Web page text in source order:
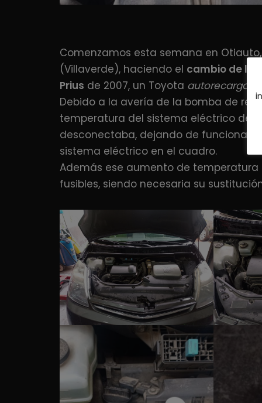
Comenzamos esta semana en
(Villaverde), haciendo el cambio de la
Prius de 2007, un Toyota autorecargable
Debido a la avería de la bomba de
temperatura del sistema eléctrico de
desconectaba, dejando de funcionar
sistema eléctrico en el cuadro.
Además ese aumento de
fusibles, siendo necesaria su